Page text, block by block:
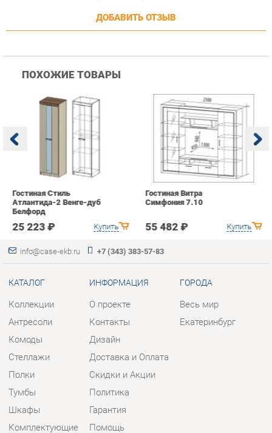
Купить
Гостиная Стиль
Атлантида-2 Венге-дуб
25 223 ₽ Купить
Гостиная Витра
Симфония 7.10
55 482 ₽
КАТАЛОГ
Коллекции
Антресоли
Комоды
Стеллажи
Полки
Комплектующие
Контакты
Дизайн
Доставка и Оплата
Скидки и Акции
Гарантия
ГОРОДА
Екатеринбург
КОНТАКТЫ
Шоурум и склад самовывоза
Адрес: г. Березовский, ул.
Ленина, 2